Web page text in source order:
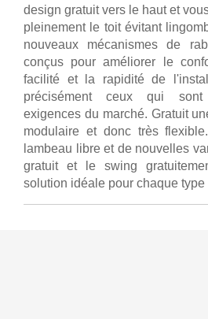
design gratuit vers le haut et
pleinement le toit évitant
nouveaux mécanismes de
conçus pour améliorer le
facilité et la rapidité de
précisément ceux qui
exigences du marché. Gratuit
modulaire et donc très
lambeau libre et de nouvelles
gratuit et le swing
solution idéale pour chaque type